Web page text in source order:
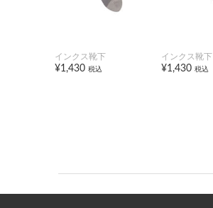
インクス靴下
¥1,430 税込
インクス靴下
¥1,430 税込